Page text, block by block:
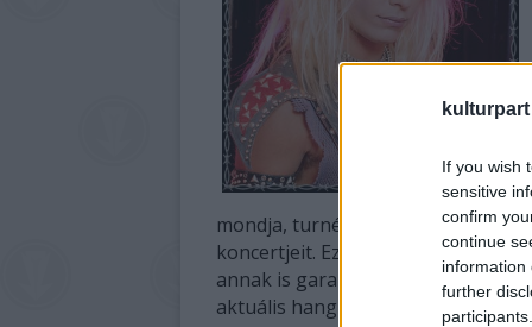
kulturpart
If you wish
sensitive
confirm
continue
information
further
mondja, turnéinak ütemezésekor
koncertjeit. Ez a kétlaki élet
annak is garanciája, hogy a
aktuális hangzását.